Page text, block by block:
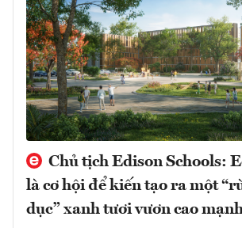
Chủ tịch Edison Schools:
là cơ hội để kiến tạo ra một
dục” xanh tươi vươn cao